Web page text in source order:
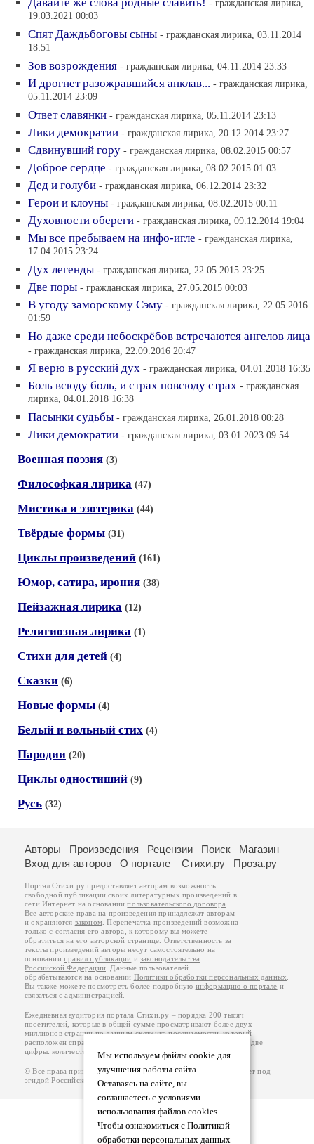
- гражданская лирика,
19.03.2021 00:03
Спят Даждьбоговы сыны - гражданская лирика, 03.11.2014
18:51
Зов возрождения - гражданская лирика, 04.11.2014 23:33
И дрогнет разожравшийся анклав... - гражданская лирика,
05.11.2014 23:09
Ответ славянки - гражданская лирика, 05.11.2014 23:13
Лики демократии - гражданская лирика, 20.12.2014 23:27
Сдвинувший гору - гражданская лирика, 08.02.2015 00:57
Доброе сердце - гражданская лирика, 08.02.2015 01:03
Дед и голуби - гражданская лирика, 06.12.2014 23:32
Герои и клоуны - гражданская лирика, 08.02.2015 00:11
Духовности обереги - гражданская лирика, 09.12.2014 19:04
Мы все пребываем на инфо-игле - гражданская лирика,
17.04.2015 23:24
Дух легенды - гражданская лирика, 22.05.2015 23:25
Две поры - гражданская лирика, 27.05.2015 00:03
В угоду заморскому Сэму - гражданская лирика, 22.05.2016
01:59
Но даже среди небоскрёбов встречаются ангелов лица
- гражданская лирика, 22.09.2016 20:47
Я верю в русский дух - гражданская лирика, 04.01.2018 16:35
Боль всюду боль, и страх повсюду страх - гражданская
лирика, 04.01.2018 16:38
Пасынки судьбы - гражданская лирика, 26.01.2018 00:28
Лики демократии - гражданская лирика, 03.01.2023 09:54
Военная поэзия (3)
Философкая лирика (47)
Мистика и эзотерика (44)
Твёрдые формы (31)
Циклы произведений (161)
Юмор, сатира, ирония (38)
Пейзажная лирика (12)
Религиозная лирика (1)
Стихи для детей (4)
Сказки (6)
Новые формы (4)
Белый и вольный стих (4)
Пародии (20)
Циклы одностиший (9)
Русь (32)
Мы используем файлы cookie для
улучшения работы сайта.
Оставаясь на сайте, вы
соглашаетесь с условиями
использования файлов cookies.
Чтобы ознакомиться с Политикой
обработки персональных данных
Авторы Произведения Рецензии Поиск
Магазин
Вход для авторов
О портале Стихи.ру Проза.ру
Портал Стихи.ру предоставляет авторам возможность
свободной публикации своих литературных произведений в
сети Интернет на основаниипользовательского договора
Все авторские права на произведения принадлежат авторам
и охраняются законом . Перепечатка произведений возможна
только с согласия его автора, к которому вы можете
обратиться на его авторской странице. Ответственность за
тексты произведений авторы несут самостоятельно на
основанииправил публикации изаконодательства
Российской Федерации . Данные пользователей
обрабатываются на основании Политики обработки персональных данных
Вы также можете посмотреть более подробную информацию о портале и
связаться с администрацией
Ежедневная аудитория портала Стихи.ру – порядка 200 тысяч
посетителей, которые в общей сумме просматривают более двух
миллионов страниц по данным счетчика посещаемости, который
расположен справа от этого текста. В каждой графе указано по две
цифры: количество просмотров и количество посетителей.
© Все права принадлежат авторам, 2000-2026. Портал работает под
эгидойРоссийского союза писателей 18+